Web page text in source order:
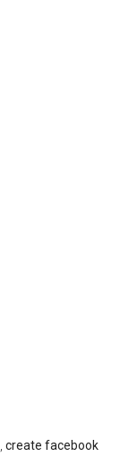
,create facebook